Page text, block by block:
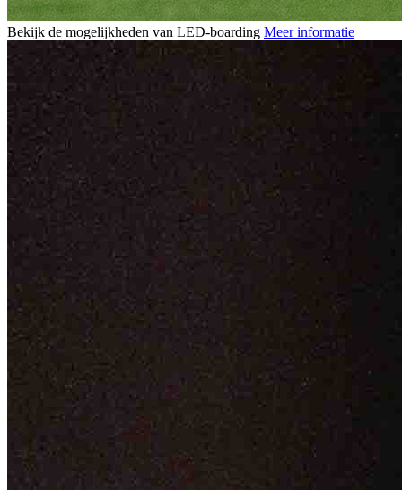
Bekijk de mogelijkheden van LED-boarding Meer informatie